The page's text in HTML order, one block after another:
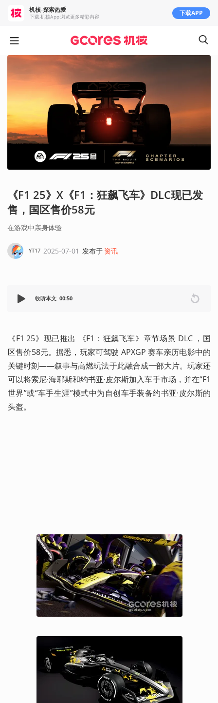
《F1 25》X《F1：狂飙飞车》DLC现已发
售，国区售价58元
在游戏中亲身体验
YT17 2025-07-01 发布于 资讯
收听本文 00:50
《F1 25》现已推出 《F1：狂飙飞车》章节场景 DLC ，国
区售价58元。据悉，玩家可驾驶 APXGP 赛车亲历电影中的
关键时刻——叙事与高燃玩法于此融合成一部大片。玩家还
可以将索尼·海耶斯和约书亚·皮尔斯加入车手市场，并在“F1
世界”或“车手生涯”模式中为自创车手装备约书亚·皮尔斯的
头盔。
机核-探索热爱
下载 机核App 浏览更多精彩内容 下载APP